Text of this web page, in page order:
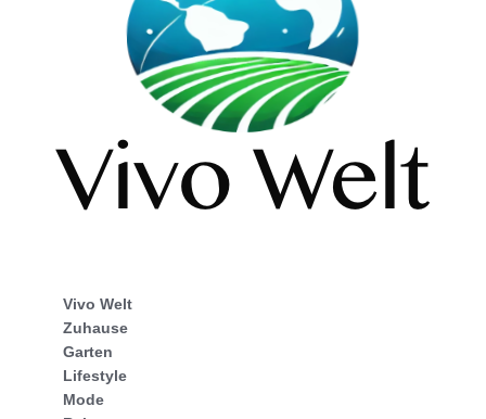
Vivo Welt
Zuhause
Garten
Lifestyle
Mode